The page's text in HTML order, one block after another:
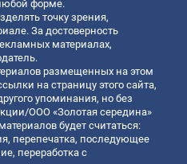
форме.
точку зрения,
За достоверность
материалах,
размещенных на этом
на страницу этого сайта,
упоминания, но без
ООО «Золотая середина»
будет считаться:
перепечатка, последующее
переработка с